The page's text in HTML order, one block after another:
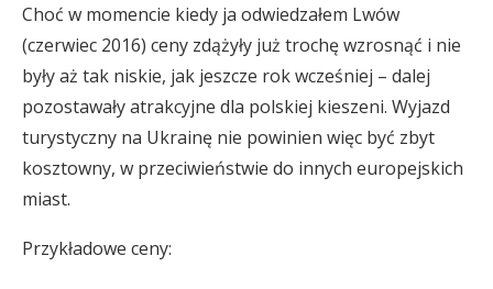
Choć w momencie kiedy ja odwiedzałem Lwów
(czerwiec 2016) ceny zdążyły już trochę wzrosnąć i nie
były aż tak niskie, jak jeszcze rok wcześniej – dalej
pozostawały atrakcyjne dla polskiej kieszeni. Wyjazd
turystyczny na Ukrainę nie powinien więc być zbyt
kosztowny, w przeciwieństwie do innych europejskich
miast.
Przykładowe ceny: